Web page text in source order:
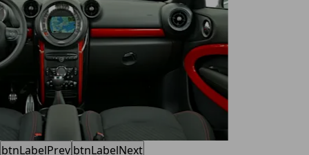
btnLabelPrev btnLabelNext